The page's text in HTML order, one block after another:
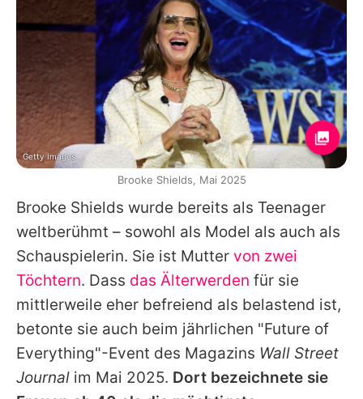
Brooke Shields wurde bereits als Teenager
weltberühmt – sowohl als Model als auch als
Schauspielerin. Sie ist Mutter von zwei
Töchtern. Dass das Älterwerden für sie
mittlerweile eher befreiend als belastend ist,
betonte sie auch beim jährlichen "Future of
Everything"-Event des Magazins Wall Street
Journal im Mai 2025. Dort bezeichnete sie
Getty Images
Brooke Shields, Mai 2025